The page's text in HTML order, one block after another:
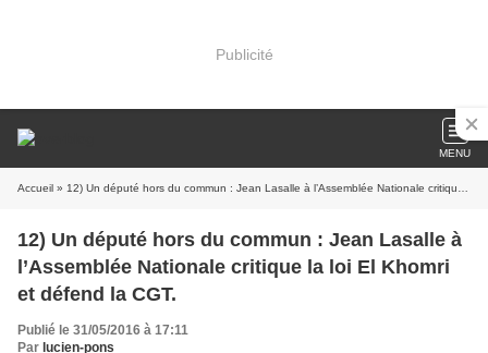
Publicité
MENU
Accueil » 12) Un député hors du commun : Jean Lasalle à l’Assemblée Nationale critique la loi El Khomri et défend la CGT.
12) Un député hors du commun : Jean Lasalle à
l’Assemblée Nationale critique la loi El Khomri
et défend la CGT.
Publié le 31/05/2016 à 17:11
Par lucien-pons